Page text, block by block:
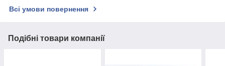
Всі умови повернення
Подібні товари компанії